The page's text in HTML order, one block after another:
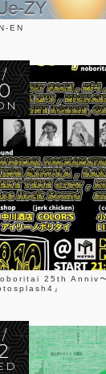
EN
25th Anniv
』